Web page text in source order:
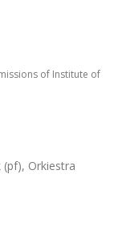
of Institute of
(pf), Orkiestra